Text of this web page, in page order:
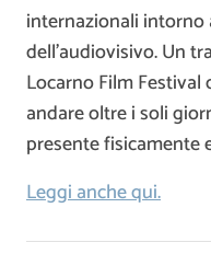
internazionali
dell’audiovisivo. Un
Locarno Film
andare oltre i soli
presente fisicamente
Leggi anche qui.